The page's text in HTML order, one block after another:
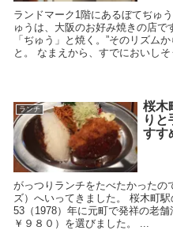
ランドマーク1階にあるぼてぢゅ
ゅうは、大阪のお好み焼きの店で
「ぢゅう」と焼く。”そのリズム
と。 なまえから、すでにおいしそ
ランチ
桜木
りと
すす
がっつりランチをたべたかったの
ズ）へいってきました。 桜木町
53（1978）年に元町で発祥の老
￥９８０）を選びました。 ...